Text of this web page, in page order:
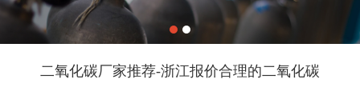
二氧化碳厂家推荐-浙江报价合理的二氧化碳